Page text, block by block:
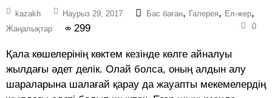
kazakh Наурыз 29, 2017 Бас баған, Галерея, Ел-жер,
Жаңалықтар 299 0
Қала көшелерінің көктем кезінде көлге айналуы
жылдағы әдет делік. Олай болса, оның алдын алу
шараларына шалағай қарау да жауапты мекемелердің